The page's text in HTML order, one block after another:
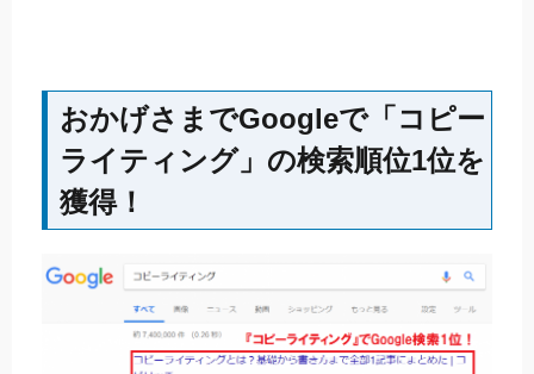
おかげさまでGoogleで「コピー
ライティング」の検索順位1位を
獲得！